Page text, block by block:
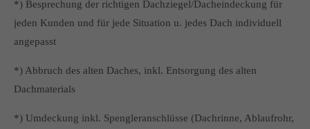
*) Besprechung der richtigen Dachziegel/Dacheindeckung für
jeden Kunden und für jede Situation u. jedes Dach individuell
angepasst
*) Abbruch des alten Daches, inkl. Entsorgung des alten
Dachmaterials
*) Umdeckung inkl. Spengleranschlüsse (Dachrinne, Ablaufrohr,